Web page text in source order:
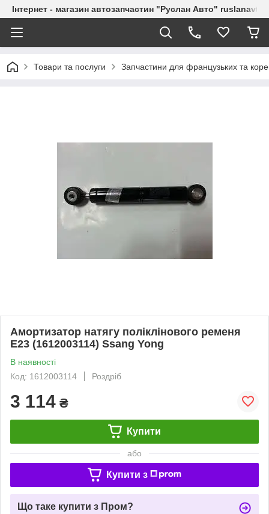
Інтернет - магазин автозапчастин "Руслан Авто"
Товари та послуги Запчастини для французьких та
Амортизатор натягу поліклінового ременя
E23 (1612003114) Ssang Yong
В наявності
Код: 1612003114
Роздріб
3 114 ₴
Купити
або
Купити з
Що таке купити з Пром?